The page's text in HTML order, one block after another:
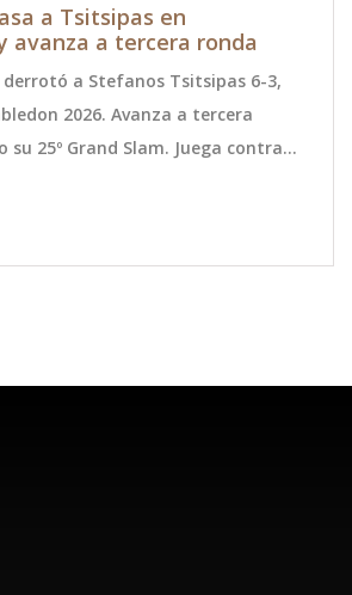
a Tsitsipas en
avanza a tercera ronda
derrotó a Stefanos Tsitsipas 6-3,
2026. Avanza a tercera
su 25º Grand Slam. Juega contra